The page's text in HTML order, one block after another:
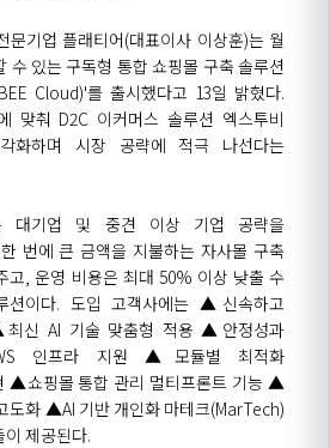
문기업 플래티어(대표이사 이상훈)는 월
수 있는 구독형 통합 쇼핑몰 구축 솔루션
Cloud)'를 출시했다고 13일 밝혔다.
맞춰 D2C 이커머스 솔루션 엑스투비
화하며 시장 공략에 적극 나선다는
대기업 및 중견 이상 기업 공략을
한 번에 큰 금액을 지불하는 자사몰 구축
고, 운영 비용은 최대 50% 이상 낮출 수
션이다. 도입 고객사에는 ▲ 신속하고
최신 AI 기술 맞춤형 적용 ▲안정성과
인프라 지원 ▲ 모듈별 최적화
▲쇼핑몰 통합 관리 멀티프론트 기능 ▲
도화 ▲AI 기반 개인화 마테크(MarTech)
제공된다.